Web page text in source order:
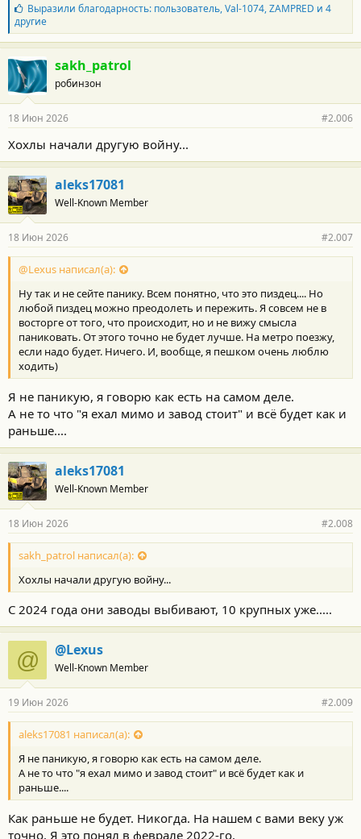
Б
л
а
г
о
д
а
р
о
т
и
:
Выразили благодарность: пользователь,Val-1074,ZAMPRED и 4
другие
sakh_patrol
робинзон
18 Июн 2026 #2.006
Хохлы начали другую войну...
aleks17081
Well-Known Member
18 Июн 2026 #2.007
@Lexus написал(а):
Ну так и не сейте панику. Всем понятно, что это пиздец.... Но
любой пиздец можно преодолеть и пережить. Я совсем не в
восторге от того, что происходит, но и не вижу смысла
паниковать. От этого точно не будет лучше. На метро поезжу,
если надо будет. Ничего. И, вообще, я пешком очень люблю
ходить)
Я не паникую, я говорю как есть на самом деле.
А не то что "я ехал мимо и завод стоит" и всё будет как и
раньше....
aleks17081
Well-Known Member
18 Июн 2026 #2.008
sakh_patrol написал(а):
Хохлы начали другую войну...
С 2024 года они заводы выбивают, 10 крупных уже.....
@ @Lexus
Well-Known Member
19 Июн 2026 #2.009
aleks17081 написал(а):
Я не паникую, я говорю как есть на самом деле.
А не то что "я ехал мимо и завод стоит" и всё будет как и
раньше....
Как раньше не будет. Никогда. На нашем с вами веку уж
точно. Я это понял в феврале 2022-го.